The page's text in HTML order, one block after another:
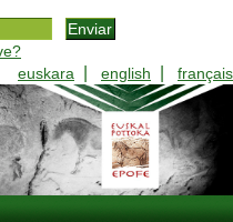
euskara
english français